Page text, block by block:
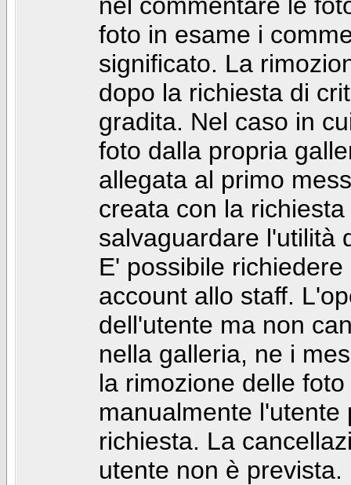
foto in esame i
significato. La
dopo la richiesta di
gradita. Nel caso in
foto dalla propria
allegata al primo
creata con la
salvaguardare l'utilità
E' possibile
account allo staff.
dell'utente ma non
nella galleria, ne i
la rimozione delle
manualmente
richiesta. La
utente non è prevista.